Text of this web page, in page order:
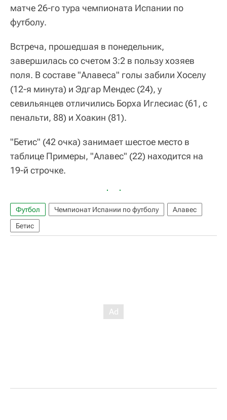
матче 26-го тура чемпионата Испании по
футболу.
Встреча, прошедшая в понедельник,
завершилась со счетом 3:2 в пользу хозяев
поля. В составе "Алавеса" голы забили Хоселу
(12-я минута) и Эдгар Мендес (24), у
севильянцев отличились Борха Иглесиас (61, с
пенальти, 88) и Хоакин (81).
"Бетис" (42 очка) занимает шестое место в
таблице Примеры, "Алавес" (22) находится на
19-й строчке.
Футбол Чемпионат Испании по футболу
Алавес
Бетис